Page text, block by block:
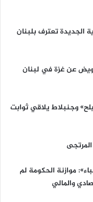
الجديدة تعترف بلبنان
عن غزة في لبنان
وجنبلاط يلاقي ثوابت
موازنة الحكومة لم
والمالي